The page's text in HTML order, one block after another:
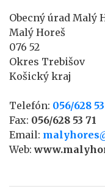
Obecný úrad Malý
Malý Horeš
076 52
Okres Trebišov
Košický kraj
Telefón: 056/628
Fax: 056/628 53 71
Email:
Web: